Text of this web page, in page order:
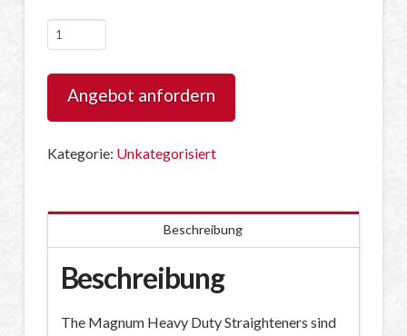
Magnum
Richtmaschine
Menge
Angebot anfordern
Kategorie: Unkategorisiert
Beschreibung
Beschreibung
The Magnum Heavy Duty Straighteners sind